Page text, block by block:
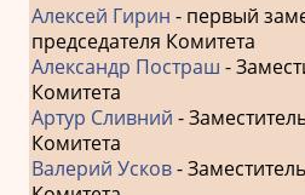
Алексей Гирин - первый
председателя Комитета
Александр Постраш -
Комитета
Артур Сливний -
Комитета
Валерий Усков-